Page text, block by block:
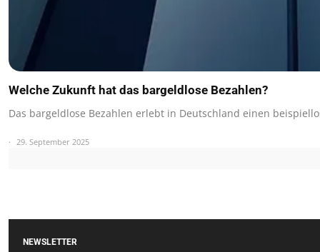
Welche Zukunft hat das bargeldlose Bezahlen?
Das bargeldlose Bezahlen erlebt in Deutschland einen
29. September 2025
NEWSLETTER